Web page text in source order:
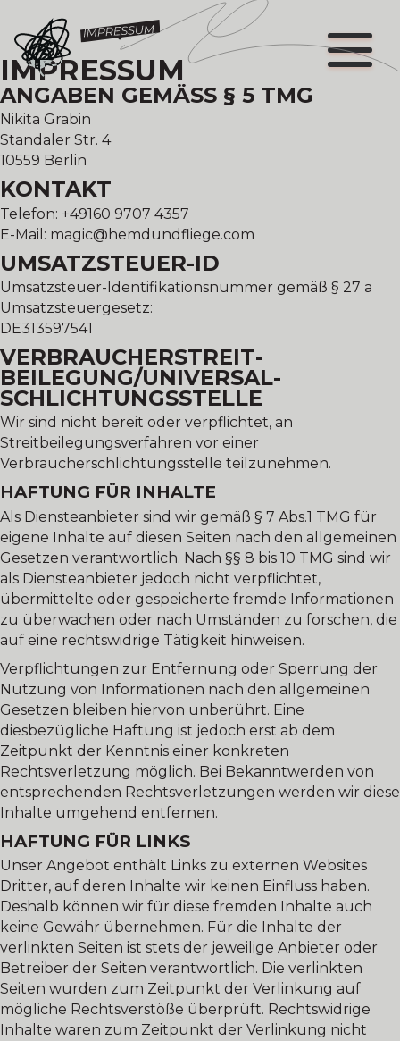
IMPRESSUM
ANGABEN GEMÄSS § 5 TMG
Nikita Grabin
Standaler Str. 4
10559 Berlin
KONTAKT
Telefon: +49160 9707 4357
E-Mail: magic@hemdundfliege.com
UMSATZSTEUER-ID
Umsatzsteuer-Identifikationsnummer gemäß § 27 a
Umsatzsteuergesetz:
DE313597541
VERBRAUCHER­STREIT­
BEILEGUNG/UNIVERSAL­
SCHLICHTUNGS­STELLE
Wir sind nicht bereit oder verpflichtet, an
Streitbeilegungsverfahren vor einer
Verbraucherschlichtungsstelle teilzunehmen.
HAFTUNG FÜR INHALTE
Als Diensteanbieter sind wir gemäß § 7 Abs.1 TMG für
eigene Inhalte auf diesen Seiten nach den allgemeinen
Gesetzen verantwortlich. Nach §§ 8 bis 10 TMG sind wir
als Diensteanbieter jedoch nicht verpflichtet,
übermittelte oder gespeicherte fremde Informationen
zu überwachen oder nach Umständen zu forschen, die
auf eine rechtswidrige Tätigkeit hinweisen.
Verpflichtungen zur Entfernung oder Sperrung der
Nutzung von Informationen nach den allgemeinen
Gesetzen bleiben hiervon unberührt. Eine
diesbezügliche Haftung ist jedoch erst ab dem
Zeitpunkt der Kenntnis einer konkreten
Rechtsverletzung möglich. Bei Bekanntwerden von
entsprechenden Rechtsverletzungen werden wir diese
Inhalte umgehend entfernen.
HAFTUNG FÜR LINKS
Unser Angebot enthält Links zu externen Websites
Dritter, auf deren Inhalte wir keinen Einfluss haben.
Deshalb können wir für diese fremden Inhalte auch
keine Gewähr übernehmen. Für die Inhalte der
verlinkten Seiten ist stets der jeweilige Anbieter oder
Betreiber der Seiten verantwortlich. Die verlinkten
Seiten wurden zum Zeitpunkt der Verlinkung auf
mögliche Rechtsverstöße überprüft. Rechtswidrige
Inhalte waren zum Zeitpunkt der Verlinkung nicht